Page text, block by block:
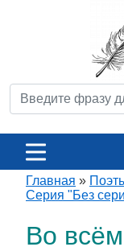
Главная »
Серия "Без
Во